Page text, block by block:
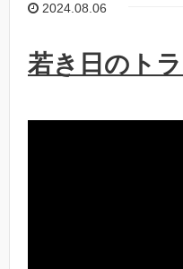
2024.08.06
若き日のト